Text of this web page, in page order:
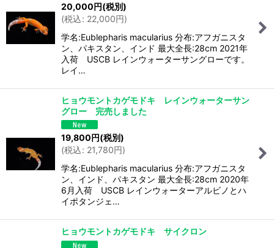
20,000円(税別)
(税込: 22,000円)
学名:Eublepharis macularius 分布:アフガニスタ
ン、パキスタン、インド 最大全長:28cm 2021年
入荷 USCB レインウォーターサングローです。
レイ…
ヒョウモントカゲモドキ レインウォーターサン
グロー 完売しました
19,800円(税別)
(税込: 21,780円)
学名:Eublepharis macularius 分布:アフガニスタ
ン、インド、パキスタン 最大全長:28cm 2020年
6月入荷 USCB レインウォーターアルビノとハ
イポタンジェ…
ヒョウモントカゲモドキ サイクロン